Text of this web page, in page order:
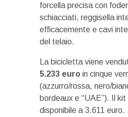
forcella precisa con
schiacciati, reggisella
efficacemente e cavi
del telaio.
La bicicletta viene
5.233 euro in cinque
(azzurro/rossa, nero/
bordeaux e “UAE”). Il
disponibile a 3.611 euro.